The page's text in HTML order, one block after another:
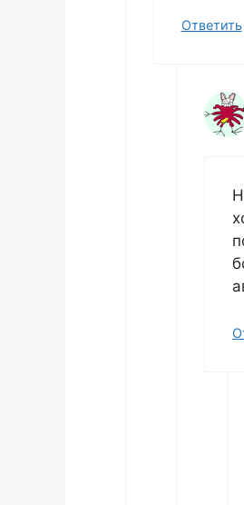
Ответить